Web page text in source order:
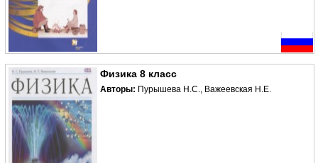
Физика 8 класс
Авторы: Пурышева Н.С., Важеевская Н.Е.